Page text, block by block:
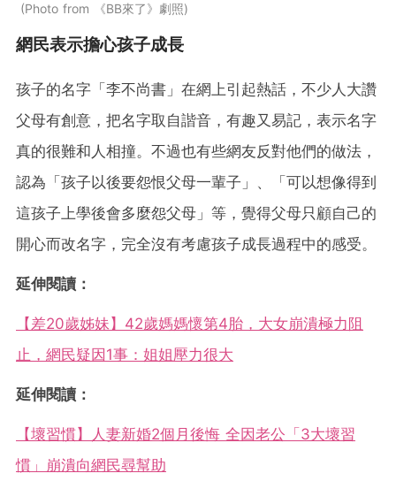
Photo from 《BB來了》劇照
網民表示擔心孩子成長
孩子的名字「李不尚書」在網上引起熱話，不少人大讚
父母有創意，把名字取自諧音，有趣又易記，表示名字
真的很難和人相撞。不過也有些網友反對他們的做法，
認為「孩子以後要怨恨父母一輩子」、「可以想像得到
這孩子上學後會多麼怨父母」等，覺得父母只顧自己的
開心而改名字，完全沒有考慮孩子成長過程中的感受。
延伸閱讀：
【差20歲姊妹】42歲媽媽懷第4胎，大女崩潰極力阻
止，網民疑因1事：姐姐壓力很大
延伸閱讀：
【壞習慣】人妻新婚2個月後悔 全因老公「3大壞習
慣」崩潰向網民尋幫助